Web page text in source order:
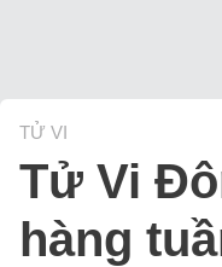
TỬ VI
Tử Vi
hàng